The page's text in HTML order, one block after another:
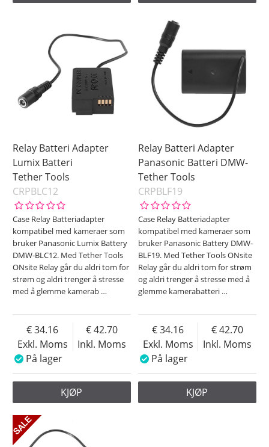
Relay Batteri Adapter
Lumix Batteri
Tether Tools
CRPBLC12
Case Relay Batteriadapter
kompatibel med kameraer som
bruker Panasonic Lumix Battery
DMW-BLC12. Med Tether Tools
ONsite Relay går du aldri tom for
strøm og aldri trenger å stresse
med å glemme kamerab …
Exkl. Moms
34.16
Inkl. Moms
42.70
På lager
KJØP
Relay Batteri Adapter
Panasonic Batteri DMW-
Tether Tools
CRPBLF19
Case Relay Batteriadapter
kompatibel med kameraer som
bruker Panasonic Battery DMW-
BLF19. Med Tether Tools ONsite
Relay går du aldri tom for strøm
og aldri trenger å stresse med å
glemme kamerabatteri …
Exkl. Moms
34.16
Inkl. Moms
42.70
På lager
KJØP